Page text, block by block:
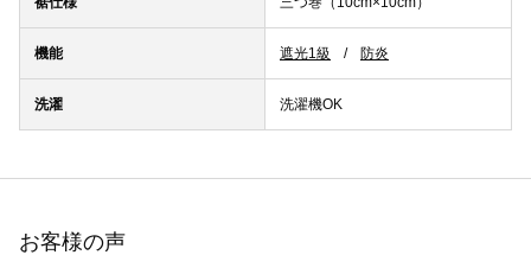
機能 遮光1級 防炎
洗濯 洗濯機OK
お客様の声